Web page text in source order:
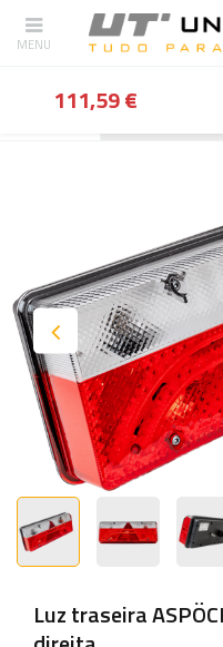
Luz traseira
111,59 €